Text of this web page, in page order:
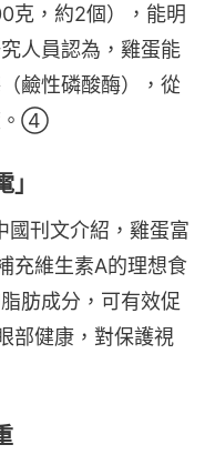
克，約2個），能明
人員認為，雞蛋能
鹼性磷酸酶），從
。④
刊文介紹，雞蛋富
充維生素A的理想食
肪成分，可有效促
部健康，對保護視